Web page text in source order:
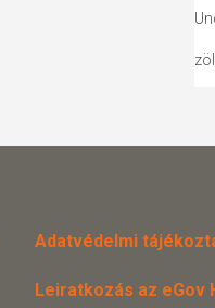
Adatvédelmi
Leiratkozás az eGov